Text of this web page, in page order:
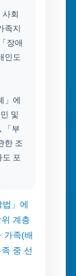
회
족지
장애
인도
」에
및
「부
한 조
포
법」에
계층
가족(배
중 선